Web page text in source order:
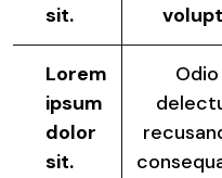
sit.
Lorem
ipsum
dolor
sit.
Odio